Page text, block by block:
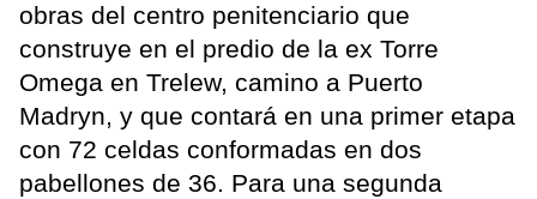
obras del centro penitenciario que
construye en el predio de la ex Torre
Omega en Trelew, camino a Puerto
Madryn, y que contará en una primer etapa
con 72 celdas conformadas en dos
pabellones de 36. Para una segunda